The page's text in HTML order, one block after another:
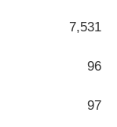
7,531
96
97